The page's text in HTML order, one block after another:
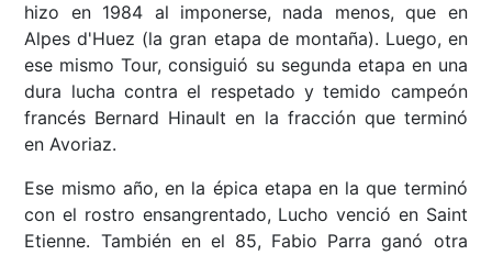
hizo en 1984 al imponerse, nada menos, que en
Alpes d'Huez (la gran etapa de montaña). Luego, en
ese mismo Tour, consiguió su segunda etapa en una
dura lucha contra el respetado y temido campeón
francés Bernard Hinault en la fracción que terminó
en Avoriaz.
Ese mismo año, en la épica etapa en la que terminó
con el rostro ensangrentado, Lucho venció en Saint
Etienne. También en el 85, Fabio Parra ganó otra